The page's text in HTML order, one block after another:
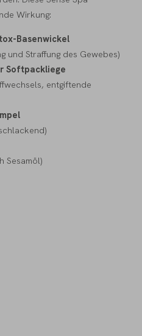
Wirkung:
Basenwickel
und Straffung des Gewebes)
Softpackliege
entgiftende
Sesamöl)